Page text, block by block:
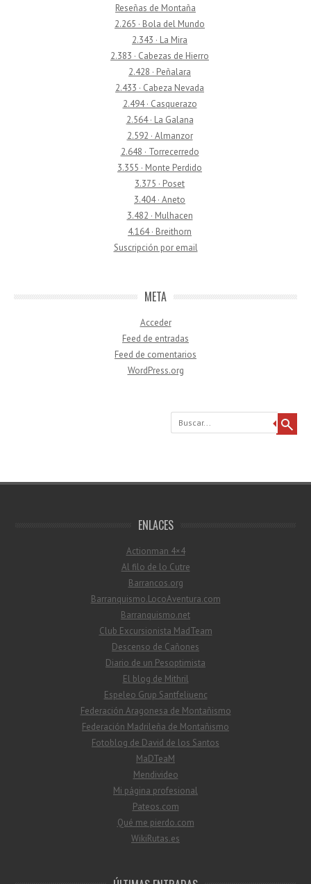
Reseñas de Montaña
2.265 · Bola del Mundo
2.343 · La Mira
2.383 · Cabezas de Hierro
2.428 · Peñalara
2.433 · Cabeza Nevada
2.494 · Casquerazo
2.564 · La Galana
2.592 · Almanzor
2.648 · Torrecerredo
3.355 · Monte Perdido
3.375 · Poset
3.404 · Aneto
3.482 · Mulhacen
4.164 · Breithorn
Suscripción por email
META
Acceder
Feed de entradas
Feed de comentarios
WordPress.org
Buscar
ENLACES
Actionman 4×4
Al filo de lo Cutre
Barrancos.org
Barranquismo.LocoAventura.com
Barranquismo.net
Club Excursionista MadTeam
Descenso de Cañones
Diario de un Pesoptimista
El blog de Mithril
Espeleo Grup Santfeliuenc
Federación Aragonesa de Montañismo
Federación Madrileña de Montañismo
Fotoblog de David de los Santos
MaDTeaM
Mendivideo
Mi página profesional
Pateos.com
Qué me pierdo.com
WikiRutas.es